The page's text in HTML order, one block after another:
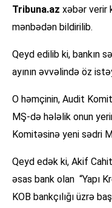
Tribuna.az xəbər verir
mənbədən bildirilib.
Qeyd edilib ki, bankın
ayının əvvəlində öz
O həmçinin, Audit
MŞ-də hələlik onun
Komitəsinə yeni sədri
Qeyd edək ki, Akif
əsas bank olan “Yapı
KOB bankçılığı üzrə